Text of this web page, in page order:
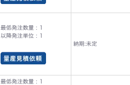
最低発注数量 : 1
以降発注単位 : 1
納期:未定
最低発注数量 : 1